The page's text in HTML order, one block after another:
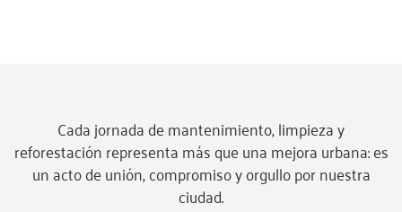
Cada jornada de mantenimiento, limpieza y
reforestación representa más que una mejora urbana: es
un acto de unión, compromiso y orgullo por nuestra
ciudad.